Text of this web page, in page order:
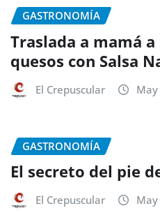
GASTRONOMÍA
Traslada a mamá
quesos con Salsa
El Crepuscular
GASTRONOMÍA
El secreto del pie
El Crepuscular